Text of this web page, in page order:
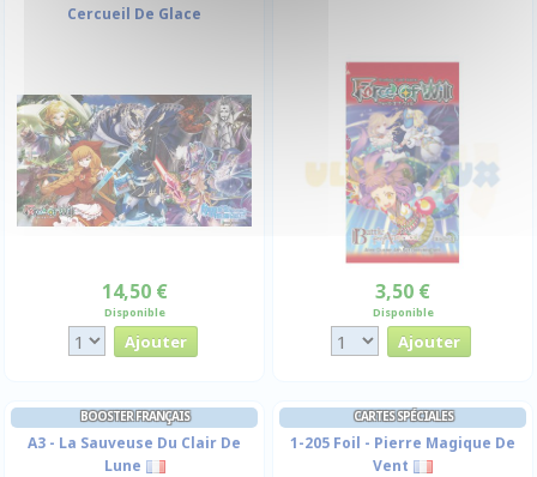
Cercueil De Glace
14,50 €
Disponible
3,50 €
Disponible
BOOSTER FRANÇAIS
A3 - La Sauveuse Du Clair De
Lune
CARTES SPÉCIALES
1-205 Foil - Pierre Magique De
Vent